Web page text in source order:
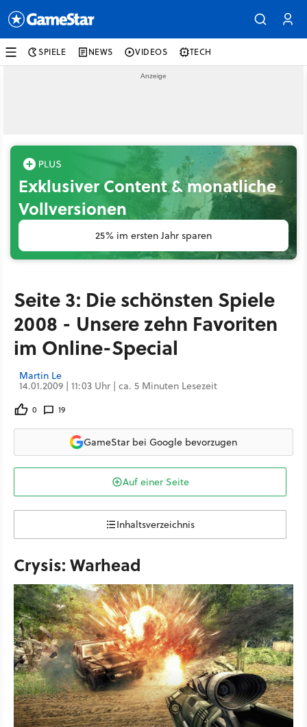
SPIELE NEWS VIDEOS TECH
Exklusiver Content & monatliche
Vollversionen
25% im ersten Jahr sparen
Seite 3: Die schönsten Spiele
2008 - Unsere zehn Favoriten
im Online-Special
Martin Le
14.01.2009 | 11:03 Uhr | ca. 5 Minuten Lesezeit
0 19
GameStar bei Google bevorzugen
Auf einer Seite
Inhaltsverzeichnis
Crysis: Warhead